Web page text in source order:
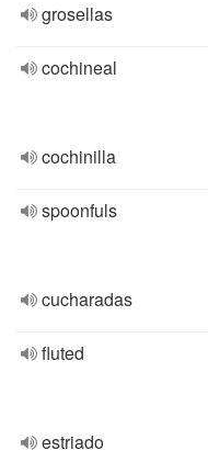
grosellas
cochineal
cochinilla
spoonfuls
cucharadas
fluted
estriado